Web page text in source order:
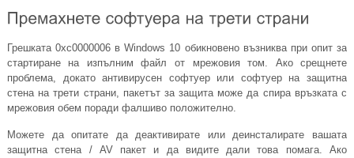
Грешката 0xc0000006 в Windows 10 обикновено възниква при опит за
стартиране на изпълним файл от мрежовия том. Ако срещнете
проблема, докато антивирусен софтуер или софтуер на защитна
стена на трети страни, пакетът за защита може да спира връзката с
мрежовия обем поради фалшиво положително.
Можете да опитате да деактивирате или деинсталирате вашата
защитна стена / AV пакет и да видите дали това помага. Ако